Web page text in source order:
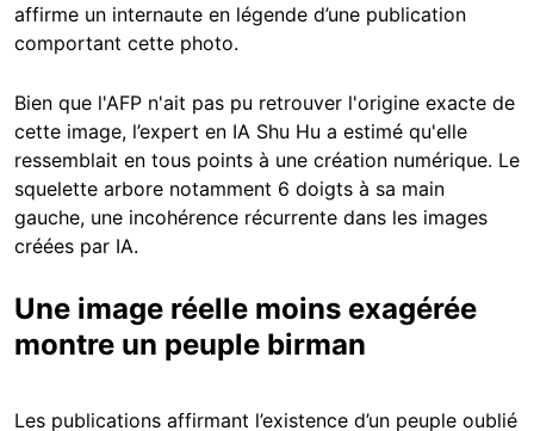
affirme un internaute en légende d’une publication
comportant cette photo.
Bien que l'AFP n'ait pas pu retrouver l'origine exacte de
cette image, l’expert en IA Shu Hu a estimé qu'elle
ressemblait en tous points à une création numérique. Le
squelette arbore notamment 6 doigts à sa main
gauche, une incohérence récurrente dans les images
créées par IA.
Une image réelle moins exagérée
montre un peuple birman
Les publications affirmant l’existence d’un peuple oublié